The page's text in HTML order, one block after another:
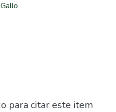
para citar este item